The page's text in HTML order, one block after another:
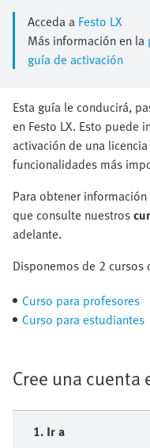
Acceda a Festo LX
Más información en la
guía de activación
​Esta guía le conducirá,
en Festo LX.​ Esto puede
activación de una
funcionalidades más
​Para obtener
que consulte nuestros ​
adelante.
Disponemos de 2 cursos
Curso para profesores
Curso para estudiantes
Cree una cuenta
1. Ir a